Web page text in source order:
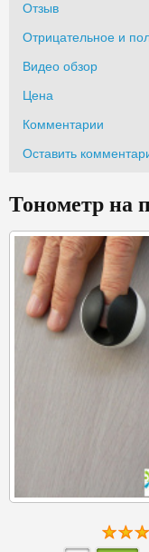
Отзыв
Отрицательное и
Видео обзор
Цена
Комментарии
Оставить
Тонометр на